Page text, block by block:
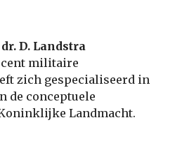
D. Landstra
militaire
zich gespecialiseerd in
de conceptuele
Landmacht.